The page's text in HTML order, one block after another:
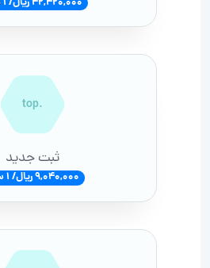
.top
ثبت جدید
9,040,000 ریال/ 1 سال